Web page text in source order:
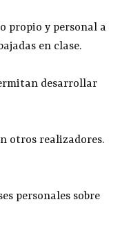
propio y personal a
en clase.
desarrollar
otros realizadores.
personales sobre